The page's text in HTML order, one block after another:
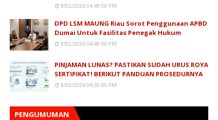
8/02/2026 04:49:00 PM
DPD LSM MAUNG Riau Sorot Penggunaan APBD
Dumai Untuk Fasilitas Penegak Hukum
8/02/2026 04:48:00 PM
PINJAMAN LUNAS? PASTIKAN SUDAH URUS ROYA
SERTIPIKAT! BERIKUT PANDUAN PROSEDURNYA
8/02/2026 04:30:00 PM
PENGUMUMAN